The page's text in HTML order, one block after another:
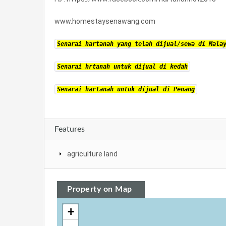
www.homestaysenawang.com
Senarai hartanah yang telah dijual/sewa di
Senarai hrtanah untuk dijual di kedah
Senarai hartanah untuk dijual di Penang
Features
agriculture land
Property on Map
+